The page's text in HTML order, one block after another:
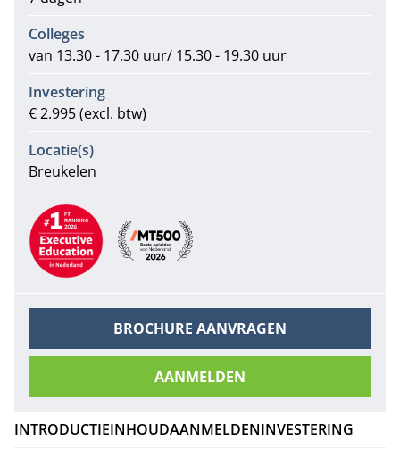
Colleges
van 13.30 - 17.30 uur/ 15.30 - 19.30 uur
Investering
€ 2.995 (excl. btw)
Locatie(s)
Breukelen
Aanbevelingen
BROCHURE AANVRAGEN
AANMELDEN
INTRODUCTIEINHOUDAANMELDENINVESTERING